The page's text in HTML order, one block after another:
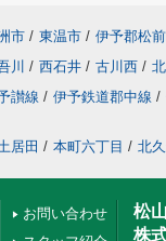
市 / 東温市 / 伊予郡松
川 / 西石井 / 古川西 /
讃線 / 伊予鉄道郡中線 /
居田 / 本町六丁目 / 北
お問い合わせ
松
株